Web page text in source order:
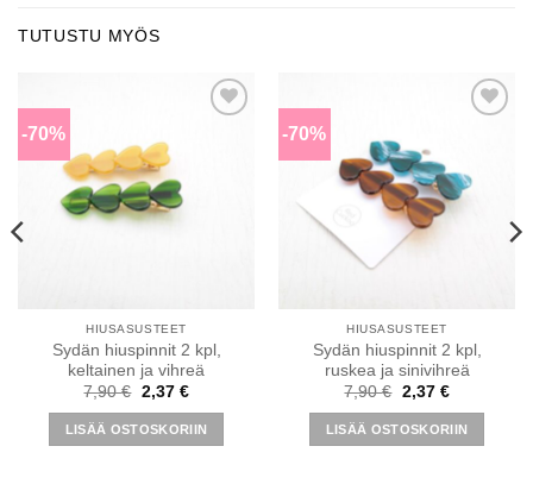
TUTUSTU MYÖS
-70%
toivomuslistalle
HIUSASUSTEET
Sydän hiuspinnit 2 kpl,
keltainen ja vihreä
7,90€ Alkuperäinen
oli:
7,90 €.
2,37 €Nykyinen
on:
2,37 €.
LISÄÄ OSTOSKORIIN
-70%
toivomuslistalle
HIUSASUSTEET
Sydän hiuspinnit 2 kpl,
ruskea ja sinivihreä
7,90€ Alkuperäinen
oli:
7,90 €.
2,37 €Nykyinen
on:
2,37 €.
LISÄÄ OSTOSKORIIN